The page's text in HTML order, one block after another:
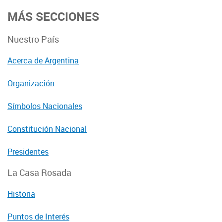
MÁS SECCIONES
Nuestro País
Acerca de Argentina
Organización
Símbolos Nacionales
Constitución Nacional
Presidentes
La Casa Rosada
Historia
Puntos de Interés